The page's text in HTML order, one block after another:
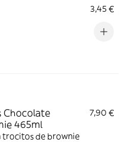
3,45 €
Chocolate
465ml
7,90 €
trocitos de brownie